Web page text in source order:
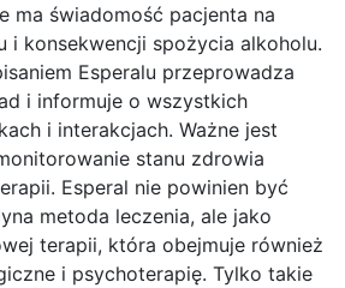
ma świadomość pacjenta na
i konsekwencji spożycia alkoholu.
Esperalu przeprowadza
i informuje o wszystkich
i interakcjach. Ważne jest
stanu zdrowia
Esperal nie powinien być
metoda leczenia, ale jako
terapii, która obejmuje również
i psychoterapię. Tylko takie